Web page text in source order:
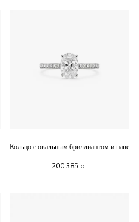
Кольцо с овальным бриллиантом и паве
200 385 р.